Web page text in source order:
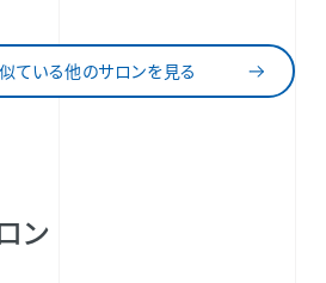
ている他のサロンを見る
ン